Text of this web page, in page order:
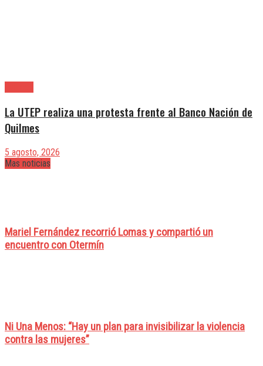
La UTEP realiza una protesta frente al Banco Nación de
Quilmes
5 agosto, 2026
Mas noticias
Mariel Fernández recorrió Lomas y compartió un
encuentro con Otermín
Ni Una Menos: “Hay un plan para invisibilizar la violencia
contra las mujeres”